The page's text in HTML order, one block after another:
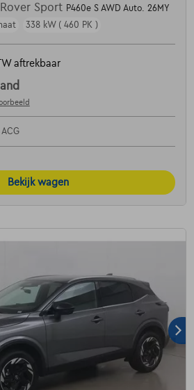
Sport P460e S AWD Auto. 26MY
338 kW ( 460 PK )
aftrekbaar
ACG
Bekijk wagen